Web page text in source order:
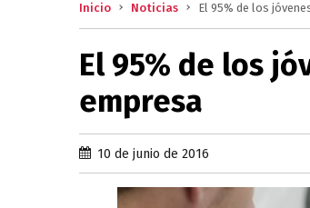
Inicio Noticias El 95% de los
El 95% de los
empresa
10 de junio de 2016